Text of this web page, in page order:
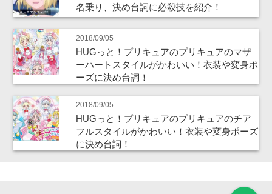
名乗り、決め台詞に必殺技を紹介！
2018/09/05
HUGっと！プリキュアのプリキュアのマザ
ーハートスタイルがかわいい！衣装や変身ポ
ーズに決め台詞！
2018/09/05
HUGっと！プリキュアのプリキュアのチア
フルスタイルがかわいい！衣装や変身ポーズ
に決め台詞！